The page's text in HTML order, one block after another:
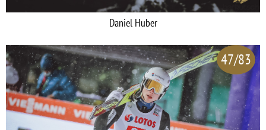
Daniel Huber
47/83